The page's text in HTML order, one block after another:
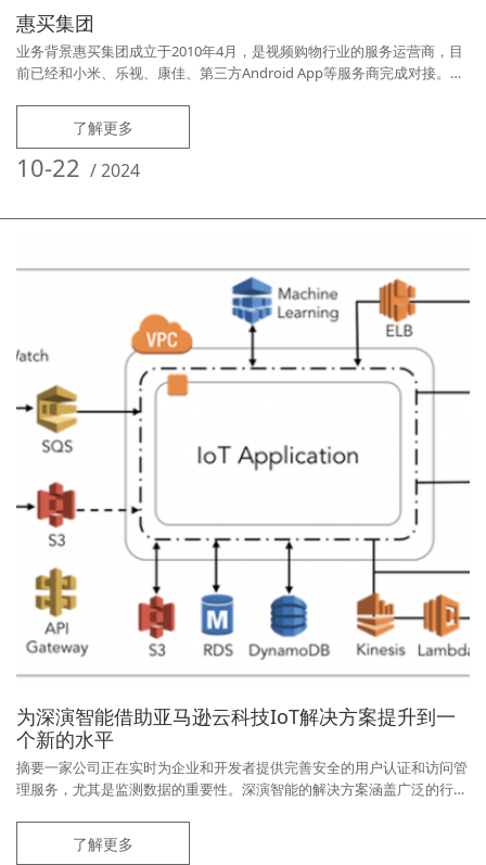
惠买集团
业务背景惠买集团成立于2010年4月，是视频购物行业的服务运营商，目
前已经和小米、乐视、康佳、第三方Android App等服务商完成对接。在
达3000余人。目前已布局完成电视、网络、手机、电话、型录等多个营销
渠道，通过创意视频、场景化销售不断提升内容营销水平，是一家文化创
意和科技创新相结合的多品牌、多渠道的创新型企业。惠买集团自成立
了解更多
10-22 /2024
为深演智能借助亚马逊云科技IoT解决方案提升到一
个新的水平
摘要一家公司正在实时为企业和开发者提供完善安全的用户认证和访问管
理服务，尤其是监测数据的重要性。深演智能的解决方案涵盖广泛的行
许多客户遍布全球，因此对开发互联系统并不陌生。但是，在过去，这些
解决方案中的每一个通常是定制的，导致开发时间较长，不同技术不匹
了解更多